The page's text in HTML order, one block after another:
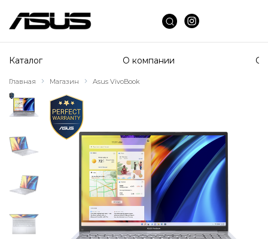
Каталог О компании
Главная Магазин Asus VivoBook